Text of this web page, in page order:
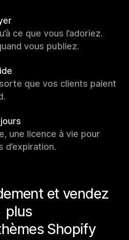
ce que vous l’adoriez.
vous publiez.
que vos clients paient
une licence à vie pour
et vendez
plus
Shopify